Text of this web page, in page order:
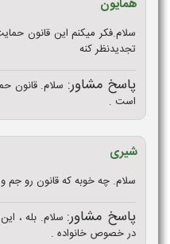
همایون
سلام.فکر میکنم این قانون
تجدیدنظر کنه
پاسخ مشاور:
است .
شیری
سلام. چه خوبه که قانون رو
پاسخ مشاور: سلام. بله ،
در خصوص خانواده .